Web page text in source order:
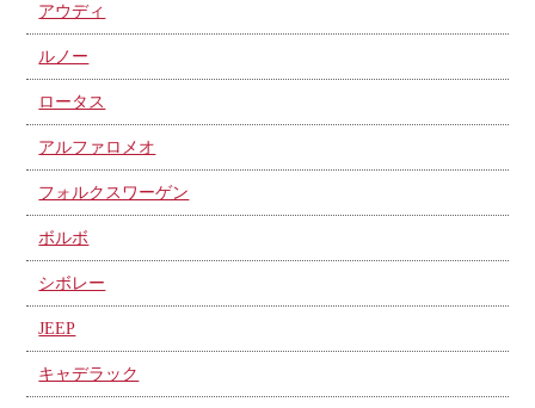
アウディ
ルノー
ロータス
アルファロメオ
フォルクスワーゲン
ボルボ
シボレー
JEEP
キャデラック